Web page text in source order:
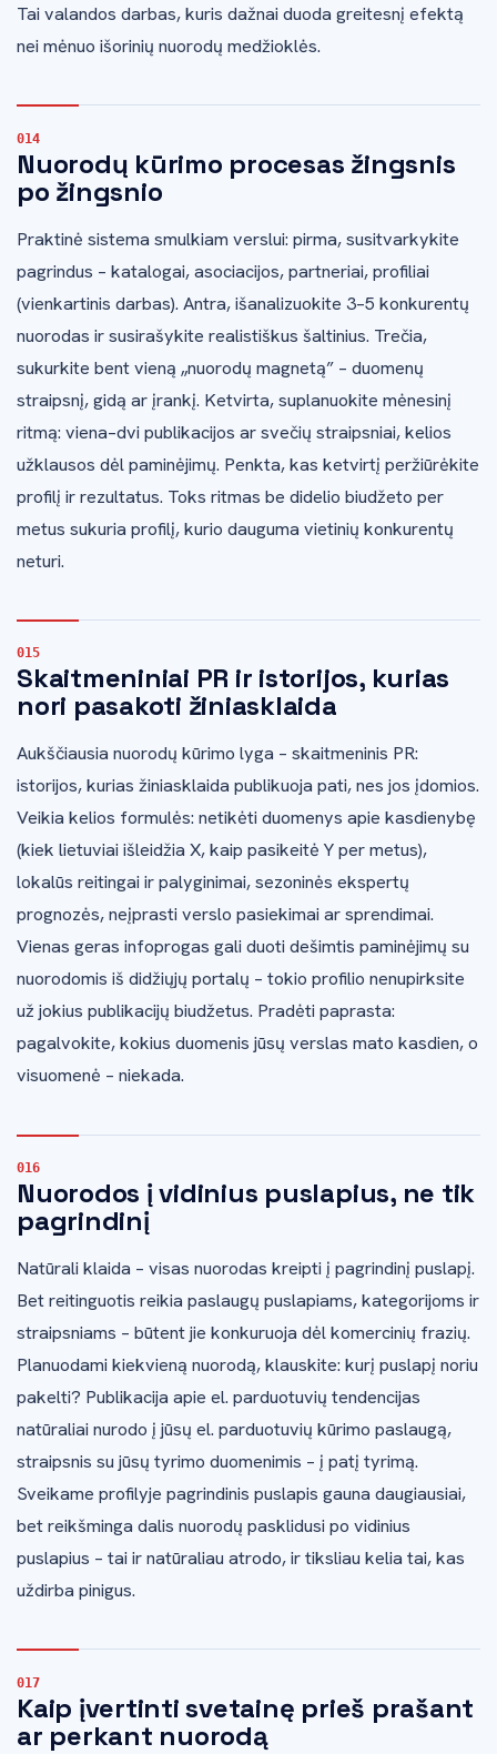
Tai valandos darbas, kuris dažnai duoda greitesnį efektą
nei mėnuo išorinių nuorodų medžioklės.
Nuorodų kūrimo procesas žingsnis
po žingsnio
Praktinė sistema smulkiam verslui: pirma, susitvarkykite
pagrindus – katalogai, asociacijos, partneriai, profiliai
(vienkartinis darbas). Antra, išanalizuokite 3–5 konkurentų
nuorodas ir susirašykite realistiškus šaltinius. Trečia,
sukurkite bent vieną „nuorodų magnetą” – duomenų
straipsnį, gidą ar įrankį. Ketvirta, suplanuokite mėnesinį
ritmą: viena–dvi publikacijos ar svečių straipsniai, kelios
užklausos dėl paminėjimų. Penkta, kas ketvirtį peržiūrėkite
profilį ir rezultatus. Toks ritmas be didelio biudžeto per
metus sukuria profilį, kurio dauguma vietinių konkurentų
neturi.
Skaitmeniniai PR ir istorijos, kurias
nori pasakoti žiniasklaida
Aukščiausia nuorodų kūrimo lyga – skaitmeninis PR:
istorijos, kurias žiniasklaida publikuoja pati, nes jos įdomios.
Veikia kelios formulės: netikėti duomenys apie kasdienybę
(kiek lietuviai išleidžia X, kaip pasikeitė Y per metus),
lokalūs reitingai ir palyginimai, sezoninės ekspertų
prognozės, neįprasti verslo pasiekimai ar sprendimai.
Vienas geras infoprogas gali duoti dešimtis paminėjimų su
nuorodomis iš didžiųjų portalų – tokio profilio nenupirksite
už jokius publikacijų biudžetus. Pradėti paprasta:
pagalvokite, kokius duomenis jūsų verslas mato kasdien, o
visuomenė – niekada.
Nuorodos į vidinius puslapius, ne tik
pagrindinį
Natūrali klaida – visas nuorodas kreipti į pagrindinį puslapį.
Bet reitinguotis reikia paslaugų puslapiams, kategorijoms ir
straipsniams – būtent jie konkuruoja dėl komercinių frazių.
Planuodami kiekvieną nuorodą, klauskite: kurį puslapį noriu
pakelti? Publikacija apie el. parduotuvių tendencijas
natūraliai nurodo į jūsų el. parduotuvių kūrimo paslaugą,
straipsnis su jūsų tyrimo duomenimis – į patį tyrimą.
Sveikame profilyje pagrindinis puslapis gauna daugiausiai,
bet reikšminga dalis nuorodų pasklidusi po vidinius
puslapius – tai ir natūraliau atrodo, ir tiksliau kelia tai, kas
uždirba pinigus.
Kaip įvertinti svetainę prieš prašant
ar perkant nuorodą